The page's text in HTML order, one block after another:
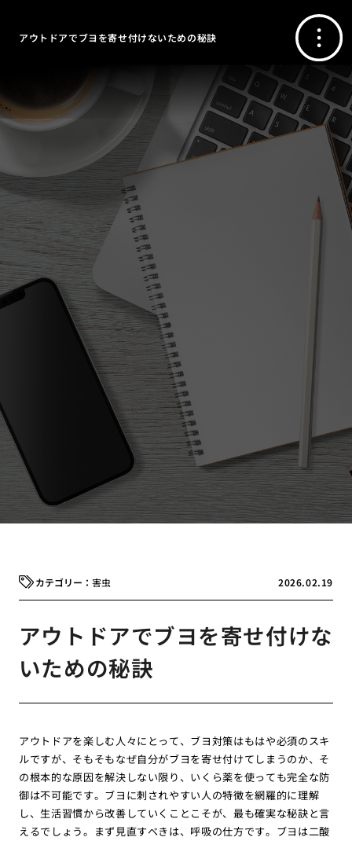
アウトドアでブヨを寄せ付けないための秘訣
2026.02.19
害虫
アウトドアでブヨを寄せ付けな
いための秘訣
アウトドアを楽しむ人々にとって、ブヨ対策はもはや必須のスキ
ルですが、そもそもなぜ自分がブヨを寄せ付けてしまうのか、そ
の根本的な原因を解決しない限り、いくら薬を使っても完全な防
御は不可能です。ブヨに刺されやすい人の特徴を網羅的に理解
し、生活習慣から改善していくことこそが、最も確実な秘訣と言
えるでしょう。まず見直すべきは、呼吸の仕方です。ブヨは二酸